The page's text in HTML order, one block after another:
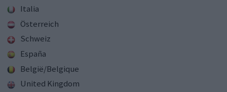
Italia
Österreich
Schweiz
España
België/Belgique
United Kingdom